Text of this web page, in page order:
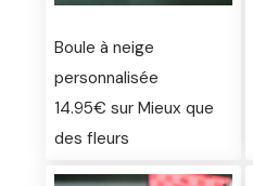
Boule à neige
personnalisée
14.95€ sur Mieux que
des fleurs